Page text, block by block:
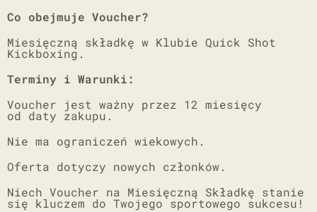
Co obejmuje Voucher?
Miesięczną składkę w Klubie Quick Shot
Kickboxing.
Terminy i Warunki:
Voucher jest ważny przez 12 miesięcy
od daty zakupu.
Nie ma ograniczeń wiekowych.
Oferta dotyczy nowych członków.
Niech Voucher na Miesięczną Składkę stanie
się kluczem do Twojego sportowego sukcesu!